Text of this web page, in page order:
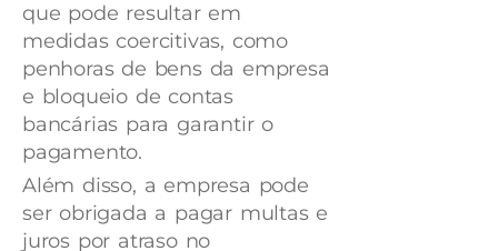
que pode resultar em
medidas coercitivas, como
penhoras de bens da empresa
e bloqueio de contas
bancárias para garantir o
pagamento.
Além disso, a empresa pode
ser obrigada a pagar multas e
juros por atraso no